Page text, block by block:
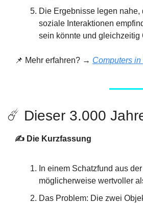
Die Ergebnisse legen
soziale Interaktionen
sein könnte und gleichzeitig
📌 Mehr erfahren? → Computers
☄️ Dieser 3.000
✍️ Die Kurzfassung
In einem Schatzfund aus
möglicherweise wertvoller
Das Problem: Die zwei